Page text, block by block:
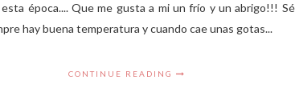
época.... Que me gusta a mi un frío y un abrigo!!!
hay buena temperatura y cuando cae unas gotas...
CONTINUE READING